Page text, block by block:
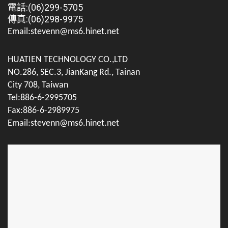
電話:(06)299-5705
傳真:(06)298-9975
Email:stevenn@ms6.hinet.net
HUATIEN TECHNOLOGY CO.,LTD
NO.286, SEC.3, JianKang Rd., Tainan
City 708, Taiwan
Tel:886-6-2995705
Fax:886-6-2989975
Email:stevenn@ms6.hinet.net